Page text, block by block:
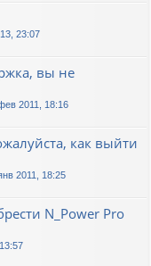
23:07
вы не
2011, 18:16
как выйти
2011, 18:25
N_Power Pro